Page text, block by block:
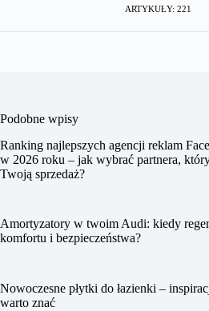
ARTYKUŁY: 221
Podobne wpisy
Ranking najlepszych agencji reklam
w 2026 roku – jak wybrać partnera,
Twoją sprzedaż?
Amortyzatory w twoim Audi: kiedy
komfortu i bezpieczeństwa?
Nowoczesne płytki do łazienki –
warto znać